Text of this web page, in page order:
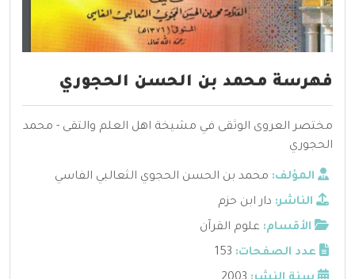
فهرسة محمد بن الحسن الحجوري
مختصر العروى الوثقى في مشيخة اهل العلم والتقى - محمد
الحجوري
المؤلف: محمد بن الحسن الحجوي الثعالبي الفاسي
الناشر: دار ابن حزم
الأقسام: علوم القرآن
عدد الصفحات: 153